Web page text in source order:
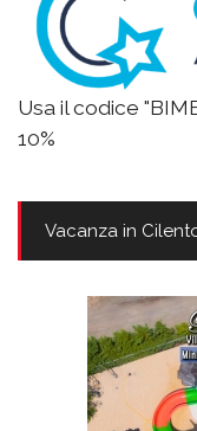
Usa il codice
10%
Vacanza in